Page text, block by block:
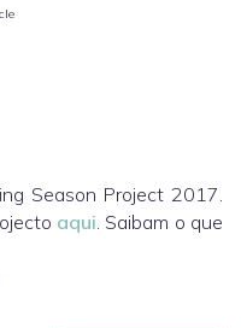
Season Project 2017.
aqui Saibam o que